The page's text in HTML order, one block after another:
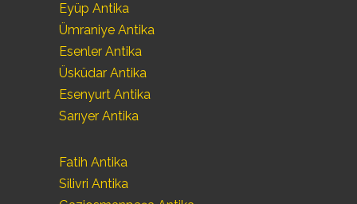
Eyüp Antika
Ümraniye Antika
Esenler Antika
Üsküdar Antika
Esenyurt Antika
Sarıyer Antika
Fatih Antika
Silivri Antika